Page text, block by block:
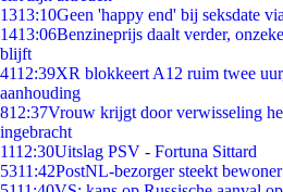
1313:10Geen 'happy end' bij seksdate
1413:06Benzineprijs daalt verder,
blijft
4112:39XR blokkeert A12 ruim twee
aanhouding
812:37Vrouw krijgt door verwisseling
ingebracht
1112:30Uitslag PSV - Fortuna Sittard
5311:42PostNL-bezorger steekt